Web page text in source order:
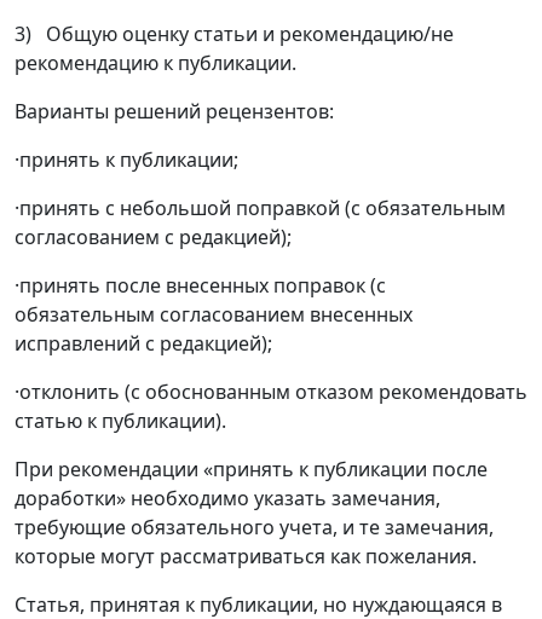
3) Общую оценку статьи и рекомендацию/не
рекомендацию к публикации.
Варианты решений рецензентов:
·принять к публикации;
·принять с небольшой поправкой (с обязательным
согласованием с редакцией);
·принять после внесенных поправок (с
обязательным согласованием внесенных
исправлений с редакцией);
·отклонить (с обоснованным отказом рекомендовать
статью к публикации).
При рекомендации «принять к публикации после
доработки» необходимо указать замечания,
требующие обязательного учета, и те замечания,
которые могут рассматриваться как пожелания.
Статья, принятая к публикации, но нуждающаяся в